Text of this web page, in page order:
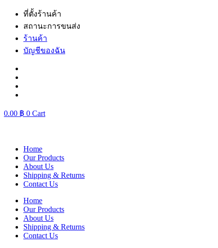
Skip
content
ที่ตั้งร้านค้า
สถานะการขนส่ง
ร้านค้า
บัญชีของฉัน
0.00 ฿ 0 Cart
Home
Our Products
About Us
Shipping & Returns
Contact Us
Home
Our Products
About Us
Shipping & Returns
Contact Us